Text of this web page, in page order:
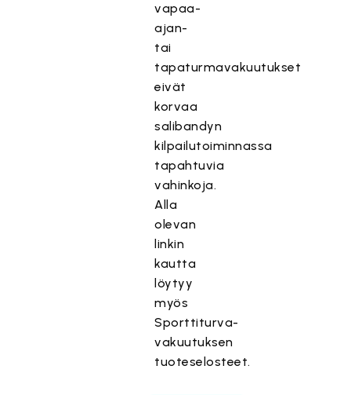
vapaa-
ajan-
tai
tapaturmavakuutukset
eivät
korvaa
salibandyn
kilpailutoiminnassa
tapahtuvia
vahinkoja.
Alla
olevan
linkin
kautta
löytyy
myös
Sporttiturva-
vakuutuksen
tuoteselosteet.